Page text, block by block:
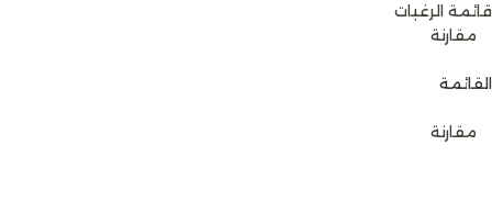
قائمة الرغبات
مقارنة
القائمة
مقارنة